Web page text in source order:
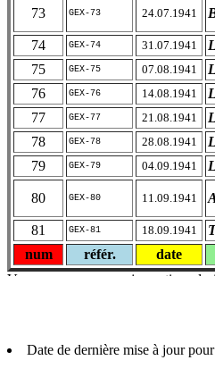
73 GEX-73 24.07.1941
74 GEX-74 31.07.1941
75
GEX-75 07.08.1941
76
GEX-76 14.08.1941
77
GEX-77 21.08.1941
78
GEX-78 28.08.1941
79
GEX-79 04.09.1941
80 GEX-80 11.09.1941
81 GEX-81 18.09.1941
num
référ. date
Date de dernière mise à jour